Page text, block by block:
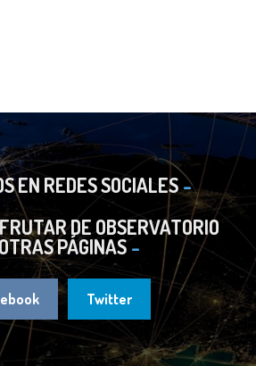
EN REDES SOCIALES
DE OBSERVATORIO
PÁGINAS
Twitter